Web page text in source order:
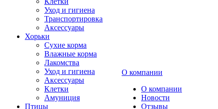
Уход и гигиена
Транспортировка
Аксессуары
Хорьки
Сухие корма
Влажные корма
Лакомства
Уход и гигиена
Аксессуары
Клетки
Амуниция
Птицы
О компании
О компании
Новости
Отзывы